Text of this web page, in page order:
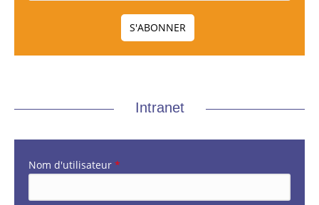
Intranet
Nom d'utilisateur *